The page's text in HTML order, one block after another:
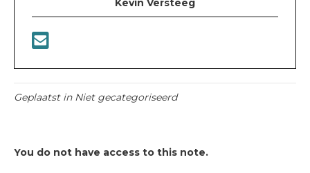
Kevin Versteeg
Geplaatst in Niet gecategoriseerd
You do not have access to this note.